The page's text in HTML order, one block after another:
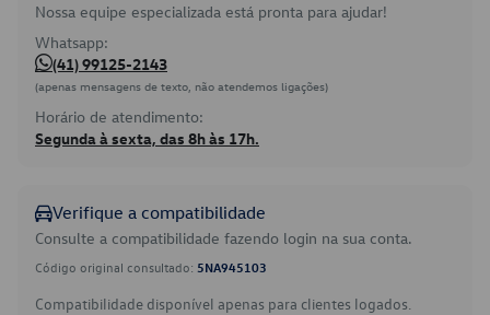
Nossa equipe especializada está pronta para ajudar!
Whatsapp:
(41) 99125-2143
(apenas mensagens de texto, não atendemos ligações)
Horário de atendimento:
Segunda à sexta, das 8h às 17h.
Verifique a compatibilidade
Consulte a compatibilidade fazendo login na sua conta.
Código original consultado: 5NA945103
Compatibilidade disponível apenas para clientes logados.